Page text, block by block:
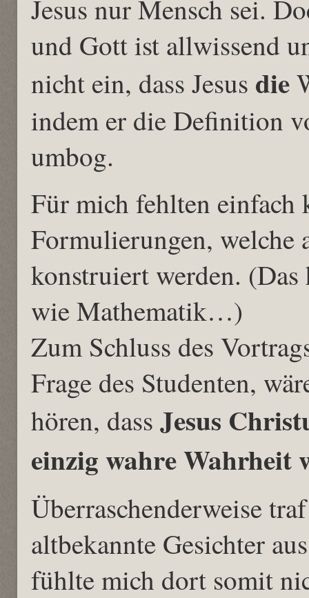
Jesus nur Mensch sei.
und Gott ist allwissend
nicht ein, dass Jesus die
indem er die Definition
umbog.
Für mich fehlten einfach
Formulierungen, welche
konstruiert werden.
wie Mathematik…)
Zum Schluss des
Frage des Studenten,
hören, dass Jesus
einzig wahre Wahrheit
Überraschenderweise
altbekannte Gesichter
fühlte mich dort somit